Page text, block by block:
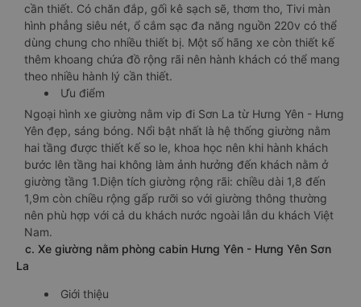
cần thiết. Có chăn đắp, gối kê sạch sẽ, thơm tho, Tivi màn
hình phẳng siêu nét, ổ cắm sạc đa năng nguồn 220v có thể
dùng chung cho nhiều thiết bị. Một số hãng xe còn thiết kế
thêm khoang chứa đồ rộng rãi nên hành khách có thể mang
theo nhiều hành lý cần thiết.
Ưu điểm
Ngoại hình xe giường nằm vip đi Sơn La từ Hưng Yên - Hưng
Yên đẹp, sáng bóng. Nổi bật nhất là hệ thống giường nằm
hai tầng được thiết kế so le, khoa học nên khi hành khách
bước lên tầng hai không làm ảnh hưởng đến khách nằm ở
giường tầng 1.Diện tích giường rộng rãi: chiều dài 1,8 đến
1,9m còn chiều rộng gấp rưỡi so với giường thông thường
nên phù hợp với cả du khách nước ngoài lẫn du khách Việt
Nam.
c. Xe giường nằm phòng cabin Hưng Yên - Hưng Yên Sơn
La
Giới thiệu